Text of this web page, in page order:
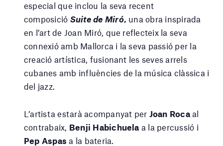
especial que inclou la seva recent
composició Suite de Miró, una obra inspirada
en l’art de Joan Miró, que reflecteix la seva
connexió amb Mallorca i la seva passió per la
creació artística, fusionant les seves arrels
cubanes amb influències de la música clàssica i
del jazz.
L’artista estarà acompanyat per Joan Rocaal
contrabaix, Benji Habichuela a la percussió i
Pep Aspas a la bateria.